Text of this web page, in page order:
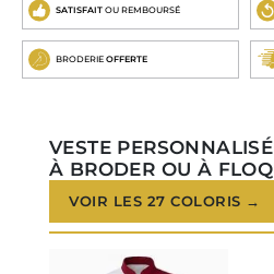
SATISFAIT OU REMBOURSÉ
BRODERIE OFFERTE
VESTE
À BRODER OU À
VOIR LES 27 COLORIS →